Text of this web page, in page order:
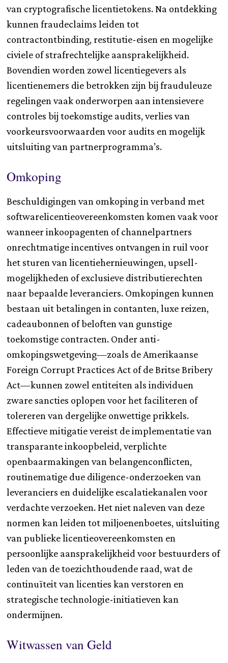
van cryptografische licentietokens. Na ontdekking
kunnen fraudeclaims leiden tot
contractontbinding, restitutie-eisen en mogelijke
civiele of strafrechtelijke aansprakelijkheid.
Bovendien worden zowel licentiegevers als
licentienemers die betrokken zijn bij frauduleuze
regelingen vaak onderworpen aan intensievere
controles bij toekomstige audits, verlies van
voorkeursvoorwaarden voor audits en mogelijk
uitsluiting van partnerprogramma’s.
Omkoping
Beschuldigingen van omkoping in verband met
softwarelicentieovereenkomsten komen vaak voor
wanneer inkoopagenten of channelpartners
onrechtmatige incentives ontvangen in ruil voor
het sturen van licentiehernieuwingen, upsell-
mogelijkheden of exclusieve distributierechten
naar bepaalde leveranciers. Omkopingen kunnen
bestaan uit betalingen in contanten, luxe reizen,
cadeaubonnen of beloften van gunstige
toekomstige contracten. Onder anti-
omkopingswetgeving—zoals de Amerikaanse
Foreign Corrupt Practices Act of de Britse Bribery
Act—kunnen zowel entiteiten als individuen
zware sancties oplopen voor het faciliteren of
tolereren van dergelijke onwettige prikkels.
Effectieve mitigatie vereist de implementatie van
transparante inkoopbeleid, verplichte
openbaarmakingen van belangenconflicten,
routinematige due diligence-onderzoeken van
leveranciers en duidelijke escalatiekanalen voor
verdachte verzoeken. Het niet naleven van deze
normen kan leiden tot miljoenenboetes, uitsluiting
van publieke licentieovereenkomsten en
persoonlijke aansprakelijkheid voor bestuurders of
leden van de toezichthoudende raad, wat de
continuïteit van licenties kan verstoren en
strategische technologie-initiatieven kan
ondermijnen.
Witwassen van Geld